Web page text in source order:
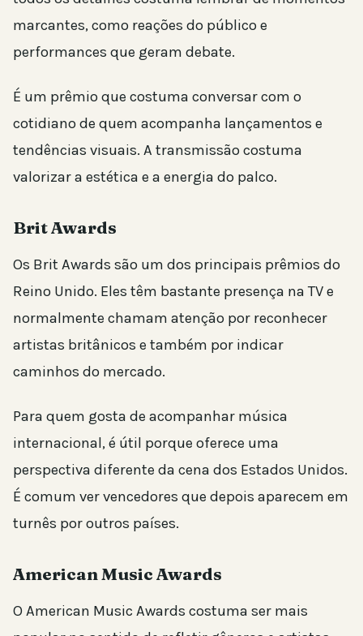
marcantes, como reações do público e
performances que geram debate.
É um prêmio que costuma conversar com o
cotidiano de quem acompanha lançamentos e
tendências visuais. A transmissão costuma
valorizar a estética e a energia do palco.
Brit Awards
Os Brit Awards são um dos principais prêmios do
Reino Unido. Eles têm bastante presença na TV e
normalmente chamam atenção por reconhecer
artistas britânicos e também por indicar
caminhos do mercado.
Para quem gosta de acompanhar música
internacional, é útil porque oferece uma
perspectiva diferente da cena dos Estados Unidos.
É comum ver vencedores que depois aparecem em
turnês por outros países.
American Music Awards
O American Music Awards costuma ser mais